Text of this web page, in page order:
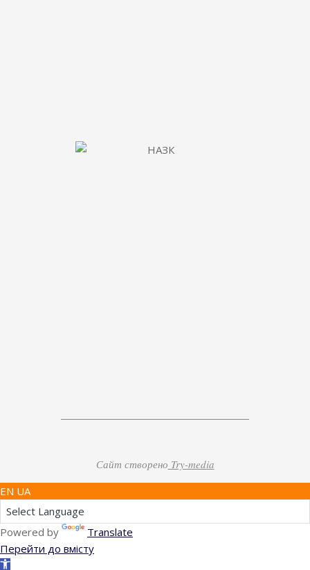
Сайт створено Try-media
EN UA
Powered by
Translate
Перейти до вмісту
Відкрити